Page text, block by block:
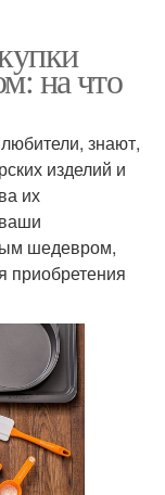
на что
знают,
изделий и
их
шедевром,
приобретения